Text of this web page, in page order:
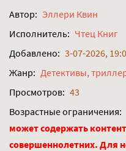
Автор: Эллери Квин
Исполнитель: Чтец Книг
Добавлено: 3-07-2026,
Жанр: Детективы,
Просмотров: 43
Возрастные ограничения:
может содержать
совершеннолетних. Для